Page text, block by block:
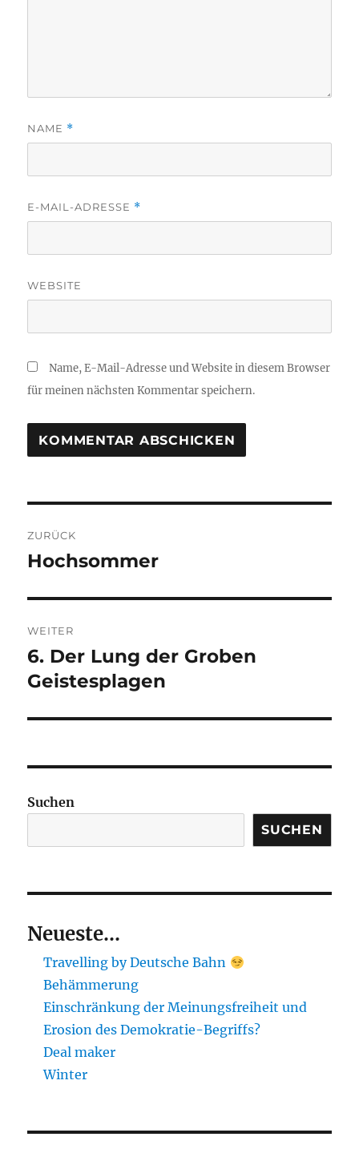
NAME *
E-MAIL-ADRESSE *
WEBSITE
Name, E-Mail-Adresse und Website in diesem Browser
für meinen nächsten Kommentar speichern.
ZURÜCK
Vorheriger
Hochsommer
WEITER
Nächster
Beitrag:
6. Der Lung der Groben
Geistesplagen
Suchen
SUCHEN
Neueste...
Travelling by Deutsche Bahn
Behämmerung
Einschränkung der Meinungsfreiheit und
Erosion des Demokratie-Begriffs?
Deal maker
Winter